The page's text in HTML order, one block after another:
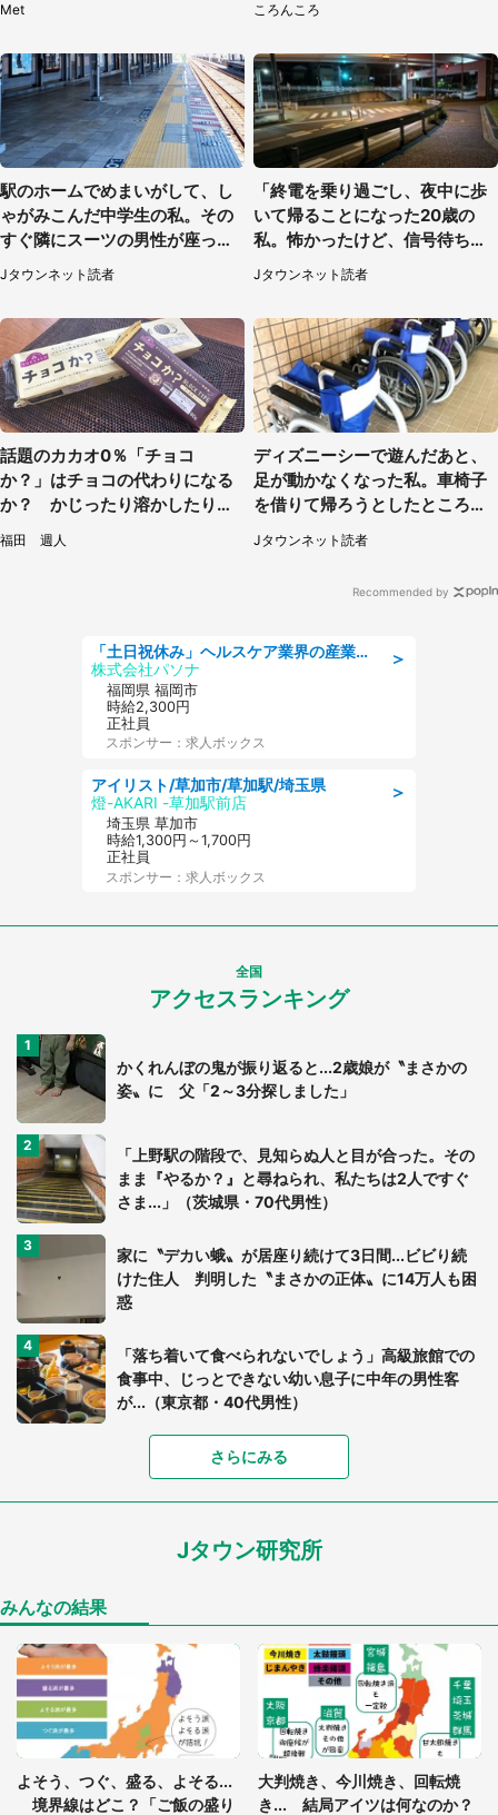
Met ころんころ
駅のホームでめまいがして、し
ゃがみこんだ中学生の私。その
すぐ隣にスーツの男性が座って
きて（千葉県・20代女性）
Jタウンネット読者
「終電を乗り過ごし、夜中に歩
いて帰ることになった20歳の
私。怖かったけど、信号待ちの
車に道を尋ねたら...」（埼玉
県・60代女性）
Jタウンネット読者
話題のカカオ0％「チョコ
か？」はチョコの代わりになる
か？ かじったり溶かしたりし
て食べてみた
福田 週人
ディズニーシーで遊んだあと、
足が動かなくなった私。車椅子
を借りて帰ろうとしたところで
キャストが（60代女性）
Jタウンネット読者
Recommended by
＞
「土日祝休み」ヘルスケア業界の産業保健師/高時給/未経験OK/要資格:保健師、正看護師
株式会社パソナ
福岡県 福岡市
時給2,300円
正社員
スポンサー：求人ボックス
＞
アイリスト/草加市/草加駅/埼玉県
燈-AKARI -草加駅前店
埼玉県 草加市
時給1,300円～1,700円
正社員
スポンサー：求人ボックス
全国
アクセスランキング
かくれんぼの鬼が振り返ると...2歳娘が〝まさかの
姿〟に 父「2～3分探しました」
「上野駅の階段で、見知らぬ人と目が合った。その
まま『やるか？』と尋ねられ、私たちは2人ですぐ
さま...」（茨城県・70代男性）
家に〝デカい蛾〟が居座り続けて3日間...ビビり続
けた住人 判明した〝まさかの正体〟に14万人も困
惑
「落ち着いて食べられないでしょう」高級旅館での
食事中、じっとできない幼い息子に中年の男性客
が...（東京都・40代男性）
「富豪すぎ」1歳息子の〝店頭駄々こね〟の内容に1.
7万人驚がく 「お菓子売り場ならまだしも...」「ハ
ードル高い」
あまりにも四角すぎる猫、激写される 「これもう
「閉所恐怖症の私は新幹線で大パニック。隣席の青
年に『手を繋いで』とお願いしたら...」 体験談に
8万人感動
グっちゃってた〝野生の野菜〟に6.5万人戦慄
さらにみる
Jタウン研究所
みんなの結果
よそう、つぐ、盛る、よそる...
境界線はどこ？「ご飯の盛り
大判焼き、今川焼き、回転焼
き... 結局アイツは何なのか？